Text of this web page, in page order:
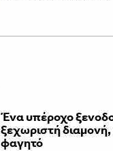
Ένα υπέροχο
ξεχωριστή
φαγητό